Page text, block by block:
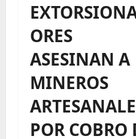
ORES
ASESINAN A
MINEROS
POR COBRO